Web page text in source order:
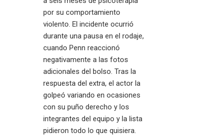
por su comportamiento
violento. El incidente ocurrió
durante una pausa en el rodaje,
cuando Penn reaccionó
negativamente a las fotos
adicionales del bolso. Tras la
respuesta del extra, el actor la
golpeó variando en ocasiones
con su puño derecho y los
integrantes del equipo y la lista
pidieron todo lo que quisiera.